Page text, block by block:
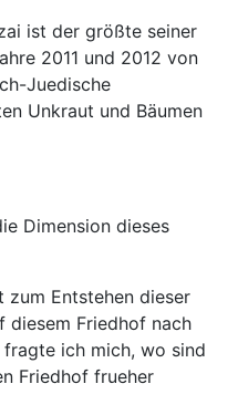
ist der größte seiner
2011 und 2012 von
Juedische
Unkraut und Bäumen
Dimension dieses
zum Entstehen dieser
diesem Friedhof nach
fragte ich mich, wo sind
Friedhof frueher